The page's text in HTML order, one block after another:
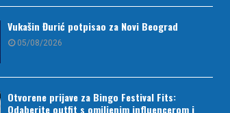
Vukašin Đurić potpisao za Novi Beograd
05/08/2026
Otvorene prijave za Bingo Festival Fits:
Odaberite outfit s omiljenim influencerom i